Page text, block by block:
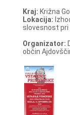
Kraj: Križna
Lokacija:
slovesnost pri
Organizator:
občin